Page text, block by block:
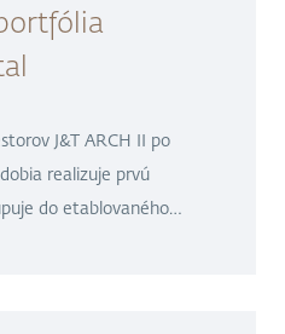
J&T ARCH II po
realizuje prvú
do etablovaného